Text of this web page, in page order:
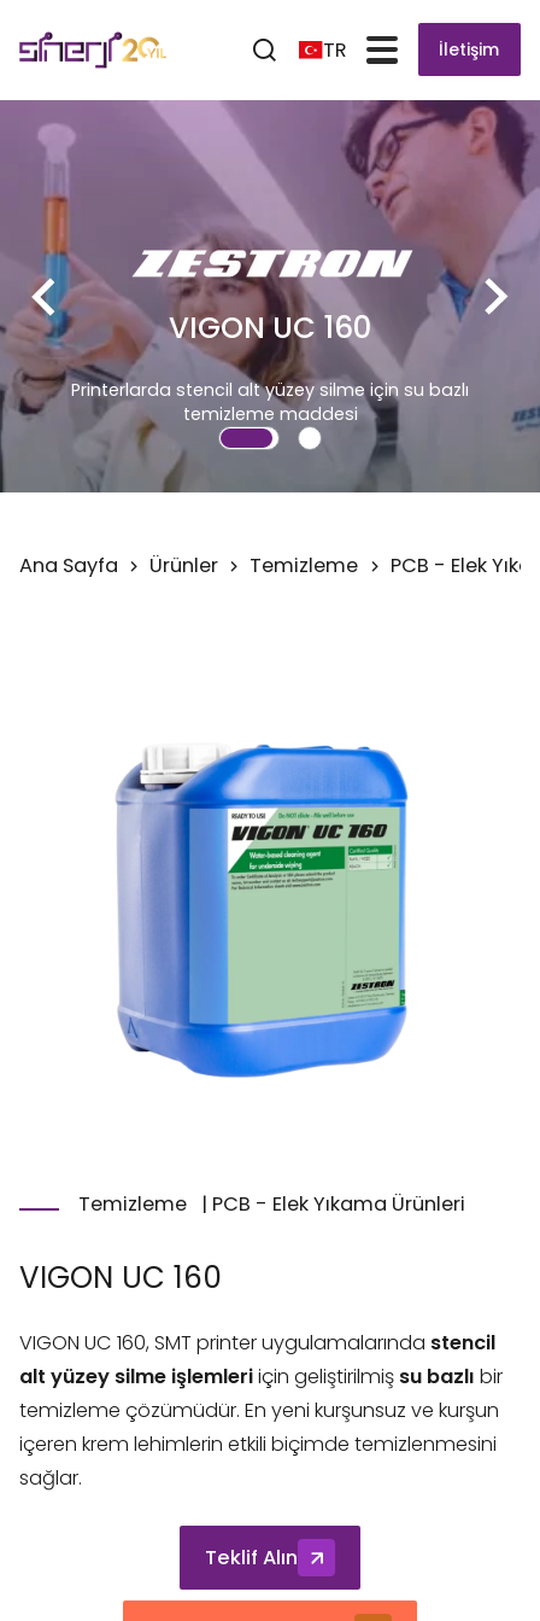
TR İletişim
VIGON UC 160
stencil alt yüzey silme için su bazlı
temizleme maddesi
Ana Sayfa Ürünler Temizleme PCB - Elek
Temizleme | PCB - Elek Yıkama Ürünleri
VIGON UC 160
VIGON UC 160, SMT printer uygulamalarında stencil
alt yüzey silme işlemleriiçin geliştirilmiş su bazlı bir
temizleme çözümüdür. En yeni kurşunsuz ve kurşun
içeren krem lehimlerin etkili biçimde temizlenmesini
sağlar.
Teklif Alın